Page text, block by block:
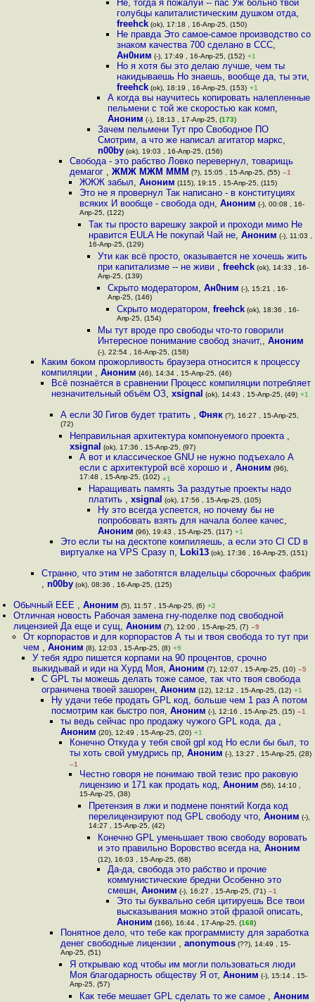
Не, тогда я пожалуй -- пас Уж больно твои
голубцы капиталистическим душком отда,
freehck(ok), 17:18 , 16-Апр-25, (150)
Не правда Это самое-самое производство со
знаком качества 700 сделано в ССС,
Ан0ним (-), 17:49 , 16-Апр-25, (152) +1
Но я хотя бы это делаю лучше, чем ты
накидываешь Но знаешь, вообще да, ты эти,
freehck(ok), 18:19 , 16-Апр-25, (153) +1
А когда вы научитесь копировать налепленные
пельмени с той же скоростью как комп,
Аноним (-), 18:13 , 17-Апр-25, (173)
Зачем пельмени Тут про Свободное ПО
Смотрим, а что же написал агитатор маркс,
n00by (ok), 19:03 , 16-Апр-25, (156)
Свобода - это рабство Ловко перевернул, товарищь
демагог ,ЖМЖ МЖМ МММ (?), 15:05 , 15-Апр-25, (55) –1
ЖЖЖ забыл, Аноним (115), 19:15 , 15-Апр-25, (115)
Это не я провернул Так написано - в конституциях
всяких И вообще - свобода одн, Аноним (-), 00:08 , 16-
Апр-25, (122)
Так ты просто варешку закрой и проходи мимо Не
нравится EULA Не покупай Чай не, Аноним (-), 11:03 ,
16-Апр-25, (129)
Ути как всё просто, оказывается не хочешь жить
при капитализме -- не живи ,freehck (ok), 14:33 , 16-
Апр-25, (139)
Скрыто модератором, Ан0ним (-), 15:21 , 16-
Апр-25, (146)
Скрыто модератором, freehck(ok), 18:36 , 16-
Апр-25, (154)
Мы тут вроде про свободы что-то говорили
Интересное понимание свобод значит,,Аноним
(-), 22:54 , 16-Апр-25, (158)
Каким боком прожорливость браузера относится к процессу
компиляции ,Аноним (46), 14:34 , 15-Апр-25, (46)
Всё познаётся в сравнении Процесс компиляции потребляет
незначительный объём ОЗ, xsignal (ok), 14:43 , 15-Апр-25, (49) +1
А если 30 Гигов будет тратить , Фняк(?), 16:27 , 15-Апр-25,
(72)
Неправильная архитектура компонуемого проекта ,
xsignal (ok), 17:36 , 15-Апр-25, (97)
А вот и классическое GNU не нужно подъехало А
если с архитектурой всё хорошо и , Аноним (96),
17:48 , 15-Апр-25, (102) +1
Наращивать память За раздутые проекты надо
платить , xsignal (ok), 17:56 , 15-Апр-25, (105)
Ну это всегда успеется, но почему бы не
попробовать взять для начала более качес,
Аноним (96), 19:43 , 15-Апр-25, (117) +1
Это если ты на десктопе компиляешь, а если это CI CD в
виртуалке на VPS Сразу п, Loki13(ok), 17:36 , 16-Апр-25, (151)
Странно, что этим не заботятся владельцы сборочных фабрик
,n00by (ok), 08:36 , 16-Апр-25, (125)
Обычный EEE ,Аноним (5), 11:57 , 15-Апр-25, (6) +2
Отличная новость Рабочая замена гну-поделке под свободной
лицензией Да еще и сущ,Аноним (7), 12:00 , 15-Апр-25, (7) –9
От корпорастов и для корпорастов А ты и твоя свобода то тут при
чем , Аноним (8), 12:03 , 15-Апр-25, (8) +9
У тебя ядро пишется корпами на 90 процентов, срочно
выкидывай и иди на Хурд Моя, Аноним (7), 12:07 , 15-Апр-25, (10) –5
С GPL ты можешь делать тоже самое, так что твоя свобода
ограничена твоей зашорен,Аноним (12), 12:12 , 15-Апр-25, (12) +1
Ну удачи тебе продать GPL код, больше чем 1 раз А потом
посмотрим как быстро поя, Аноним (-), 12:16 , 15-Апр-25, (15) –1
ты ведь сейчас про продажу чужого GPL кода, да ,
Аноним (20), 12:49 , 15-Апр-25, (20) +1
Конечно Откуда у тебя свой gpl код Но если бы был, то
ты хоть свой умудрись пр,Аноним (-), 13:27 , 15-Апр-25, (28)
–1
Честно говоря не понимаю твой тезис про раковую
лицензию и 171 как продать код, Аноним (56), 14:10 ,
15-Апр-25, (38)
Претензия в лжи и подмене понятий Когда код
перелицензируют под GPL свободу что, Аноним (-),
14:27 , 15-Апр-25, (42)
Конечно GPL уменьшает твою свободу воровать
и это правильно Воровство всегда на,Аноним
(12), 16:03 , 15-Апр-25, (68)
Да-да, свобода это рабство и прочие
коммунистические бредни Особенно это
смешн, Аноним (-), 16:27 , 15-Апр-25, (71) –1
Это ты буквально себя цитируешь Все твои
высказывания можно этой фразой описать,
Аноним (166), 16:44 , 17-Апр-25, (168)
Понятное дело, что тебе как программисту для заработка
денег свободные лицензии , anonymous(??), 14:49 , 15-
Апр-25, (51)
Я открываю код чтобы им могли пользоваться люди
Моя благодарность обществу Я от,Аноним (-), 15:14 , 15-
Апр-25, (57)
Как тебе мешает GPL сделать то же самое , Аноним